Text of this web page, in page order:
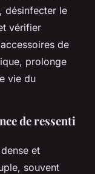
désinfecter le
vérifier
de
prolonge
vie du
de ressenti
et
souvent